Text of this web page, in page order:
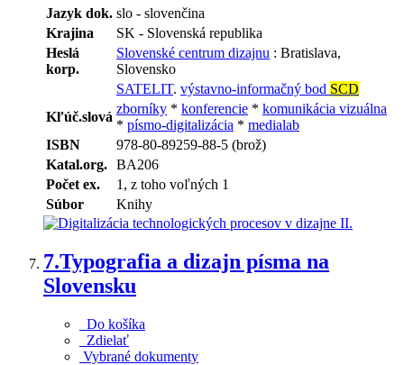
Jazyk dok. slo - slovenčina
Krajina
SK - Slovenská republika
Heslá
korp.
Slovenské centrum dizajnu : Bratislava,
Slovensko
SATELIT. výstavno-informačný bod SCD
Kľúč.slová
zborníky * konferencie * komunikácia vizuálna
* písmo-digitalizácia * medialab
ISBN
978-80-89259-88-5 (brož)
Katal.org. BA206
Počet ex.
1, z toho voľných 1
Súbor
Knihy
7.Typografia a dizajn písma na
Slovensku
Do košíka
Zdielať
Vybrané dokumenty